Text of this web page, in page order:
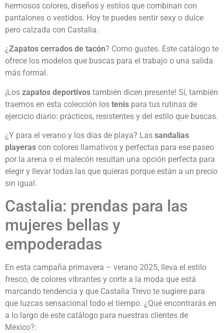
hermosos colores, diseños y estilos que combinan con
pantalones o vestidos. Hoy te puedes sentir sexy o dulce
pero calzada con Castalia.
¿Zapatos cerrados de tacón? Como gustes. Este catálogo te
ofrece los modelos que buscas para el trabajo o una salida
más formal.
¡Los zapatos deportivos también dicen presente! Sí, también
traemos en esta colección los tenis para tus rutinas de
ejercicio diario: prácticos, resistentes y del estilo que buscas.
¿Y para el verano y los días de playa? Las sandalias
playeras con colores llamativos y perfectas para ese paseo
por la arena o el malecón resultan una opción perfecta para
elegir y llevar todas las que quieras porque están a un precio
sin igual.
Castalia: prendas para las
mujeres bellas y
empoderadas
En esta campaña primavera – verano 2025, lleva el estilo
fresco, de colores vibrantes y corte a la moda que está
marcando tendencia y que Castalia Trevo te sugiere para
que luzcas sensacional todo el tiempo. ¿Qué encontrarás en
a lo largo de este catálogo para nuestras clientes de
México?: